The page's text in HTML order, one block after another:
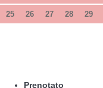
25 26 27 28 29
Prenotato